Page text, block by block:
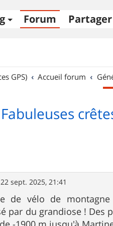
Forum Partager
GPS)
Accueil forum
22 sept. 2025, 21:41
de vélo de
par du grandiose ! Des